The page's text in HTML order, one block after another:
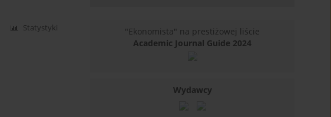
Statystyki
"Ekonomista" na prestiżowej liście
Academic Journal Guide 2024
Wydawcy